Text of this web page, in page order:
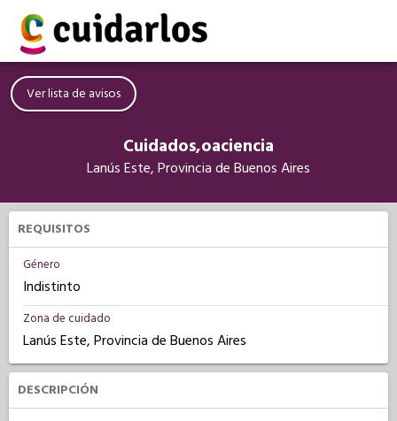
Ver lista de avisos
Cuidados,oaciencia
Lanús Este, Provincia de Buenos Aires
REQUISITOS
Género
Indistinto
Zona de cuidado
Lanús Este, Provincia de Buenos Aires
DESCRIPCIÓN